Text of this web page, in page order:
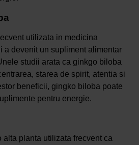
utilizata in medicina
a devenit un supliment alimentar
studii arata ca ginkgo biloba
starea de spirit, atentia si
beneficii, gingko biloba poate
pentru energie.
alta planta utilizata frecvent ca